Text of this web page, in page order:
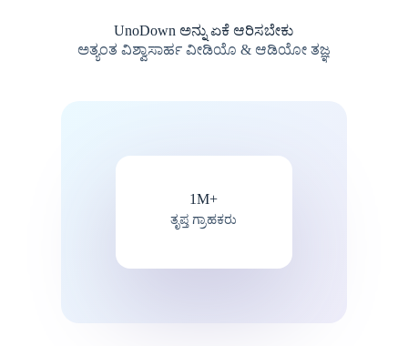
UnoDown ಅನ್ನು ಏಕೆ ಆರಿಸಬೇಕು
ಅತ್ಯಂತ ವಿಶ್ವಾಸಾರ್ಹ ವೀಡಿಯೊ & ಆಡಿಯೋ ತಜ್ಞ
1M+
ತೃಪ್ತ ಗ್ರಾಹಕರು